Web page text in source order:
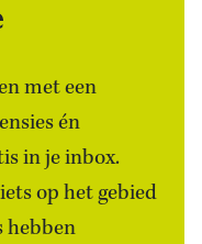
met een
én
in je inbox.
op het gebied
hebben